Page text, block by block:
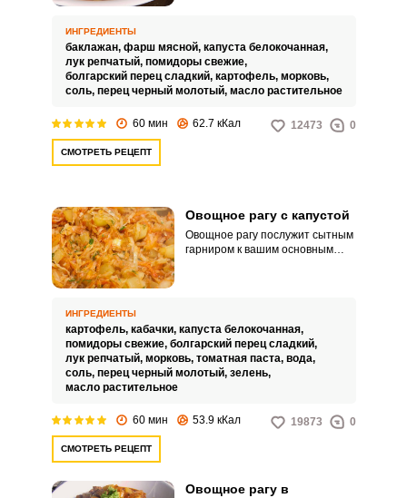
ИНГРЕДИЕНТЫ
баклажан, фарш мясной, капуста белокочанная,
лук репчатый, помидоры свежие,
болгарский перец сладкий, картофель, морковь,
соль, перец черный молотый, масло растительное
60 мин 62.7 кКал 12473 0
СМОТРЕТЬ РЕЦЕПТ
Овощное рагу с капустой
Овощное рагу послужит сытным
гарниром к вашим основным
ИНГРЕДИЕНТЫ
картофель, кабачки, капуста белокочанная,
помидоры свежие, болгарский перец сладкий,
лук репчатый, морковь, томатная паста, вода,
соль, перец черный молотый, зелень,
масло растительное
60 мин 53.9 кКал 19873 0
СМОТРЕТЬ РЕЦЕПТ
Овощное рагу в